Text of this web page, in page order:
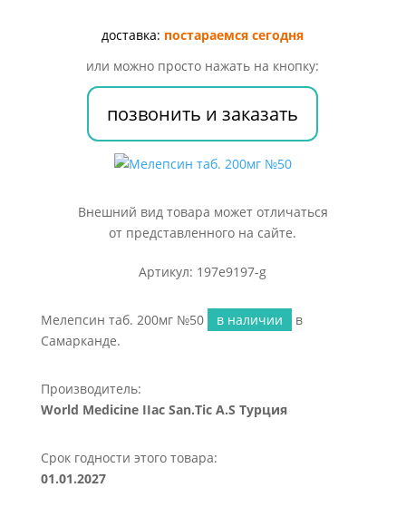
доставка: постараемся сегодня
или можно просто нажать на кнопку:
позвонить и заказать
Внешний вид товара может отличаться
от представленного на сайте.
Артикул: 197e9197-g
Мелепсин таб. 200мг №50 в наличии
в
Самарканде.
Производитель:
World Мedicine IIac San.Tic A.S Турция
Срок годности этого товара:
01.01.2027